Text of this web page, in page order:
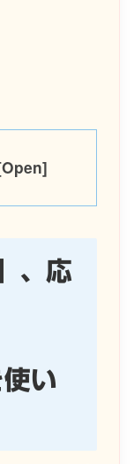
、応
い